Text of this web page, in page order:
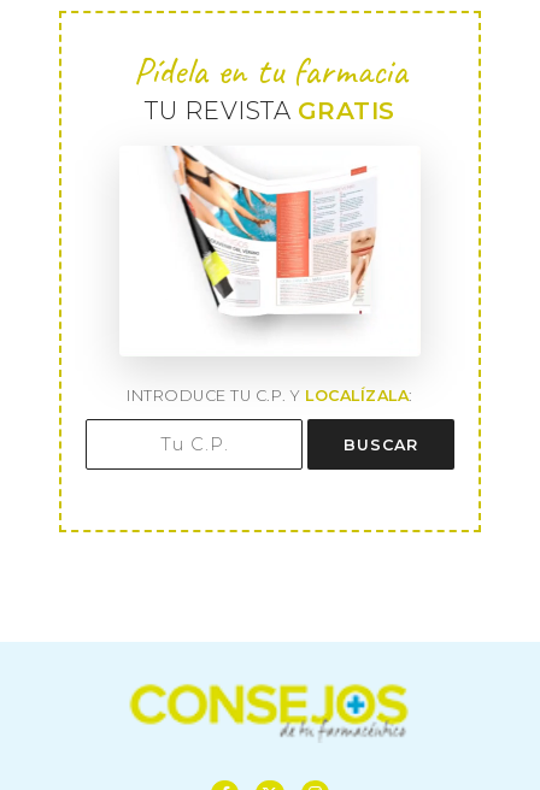
Pídela en tu farmacia
TU REVISTA GRATIS
INTRODUCE TU C.P. Y LOCALÍZALA:
BUSCAR